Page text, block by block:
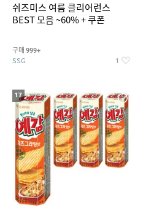
쉬즈미스 여름 클리어런스
BEST 모음 ~60% + 쿠폰
구매 999+
SSG 1
17